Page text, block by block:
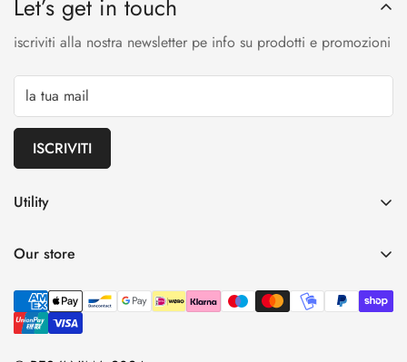
Let’s get in touch
iscriviti alla nostra newsletter pe info su prodotti e promozioni
ISCRIVITI
Utility
Rimborsi
Termini e condizioni
Privacy Policy
Our store